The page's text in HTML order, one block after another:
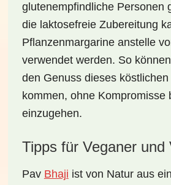
glutenempfindlichePersonen
die laktosefreie Zubereitung
Pflanzenmargarineanstelle
verwendet werden. So
den Genuss dieses
kommen, ohne Kompromisse
einzugehen.
Tipps für Veganer und
Pav Bhaji ist von Natur aus ein